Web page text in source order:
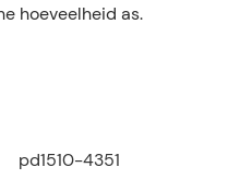
hoeveelheid as.
pd1510-4351